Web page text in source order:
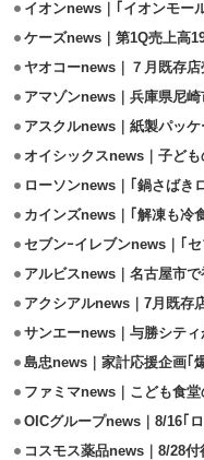
アクシアルnews｜7月既存
サンエーnews｜与勝シテ